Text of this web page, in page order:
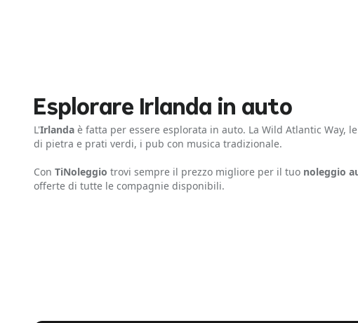
Esplorare Irlanda in auto
L'Irlanda è fatta per essere esplorata in auto. La Wild Atlantic Way,
di pietra e prati verdi, i pub con musica tradizionale.
Con TiNoleggio trovi sempre il prezzo migliore per il tuo noleggio
offerte di tutte le compagnie disponibili.